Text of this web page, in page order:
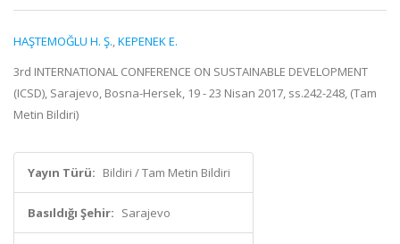
HAŞTEMOĞLU H. Ş.,KEPENEK E.
3rd INTERNATIONAL CONFERENCE ON SUSTAINABLE DEVELOPMENT
(ICSD), Sarajevo, Bosna-Hersek, 19 - 23 Nisan 2017, ss.242-248, (Tam
Metin Bildiri)
Yayın Türü: Bildiri / Tam Metin Bildiri
Basıldığı Şehir: Sarajevo